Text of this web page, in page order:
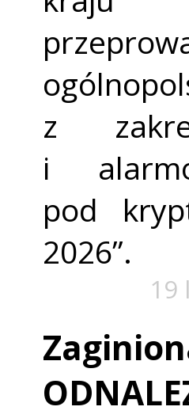
z
i
pod
2026”.
19